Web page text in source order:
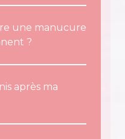
une manucure
?
après ma